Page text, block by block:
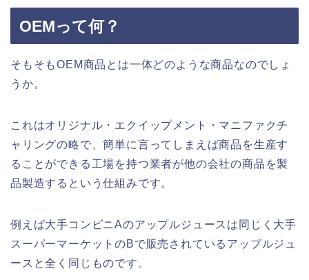
OEMって何？
そもそもOEM商品とは一体どのような商品なのでしょ
うか。
これはオリジナル・エクイップメント・マニファクチ
ャリングの略で、簡単に言ってしまえば商品を生産す
ることができる工場を持つ業者が他の会社の商品を製
品製造するという仕組みです。
例えば大手コンビニAのアップルジュースは同じく大手
スーパーマーケットのBで販売されているアップルジュ
ースと全く同じものです。